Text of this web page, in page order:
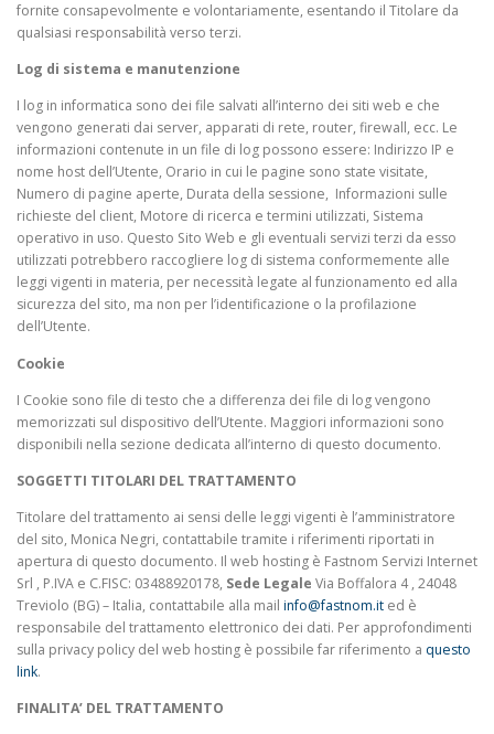
fornite consapevolmente e volontariamente, esentando il Titolare da
qualsiasi responsabilità verso terzi.
Log di sistema e manutenzione
I log in informatica sono dei file salvati all’interno dei siti web e che
vengono generati dai server, apparati di rete, router, firewall, ecc. Le
informazioni contenute in un file di log possono essere: Indirizzo IP e
nome host dell’Utente, Orario in cui le pagine sono state visitate,
Numero di pagine aperte, Durata della sessione, Informazioni sulle
richieste del client, Motore di ricerca e termini utilizzati, Sistema
operativo in uso. Questo Sito Web e gli eventuali servizi terzi da esso
utilizzati potrebbero raccogliere log di sistema conformemente alle
leggi vigenti in materia, per necessità legate al funzionamento ed alla
sicurezza del sito, ma non per l’identificazione o la profilazione
dell’Utente.
Cookie
I Cookie sono file di testo che a differenza dei file di log vengono
memorizzati sul dispositivo dell’Utente. Maggiori informazioni sono
disponibili nella sezione dedicata all’interno di questo documento.
SOGGETTI TITOLARI DEL TRATTAMENTO
Titolare del trattamento ai sensi delle leggi vigenti è l’amministratore
del sito, Monica Negri, contattabile tramite i riferimenti riportati in
apertura di questo documento. Il web hosting è Fastnom Servizi Internet
Srl , P.IVA e C.FISC: 03488920178, Sede Legale Via Boffalora 4 , 24048
Treviolo (BG) – Italia, contattabile alla mail info@fastnom.it ed è
responsabile del trattamento elettronico dei dati. Per approfondimenti
sulla privacy policy del web hosting è possibile far riferimento a questo
link.
FINALITA’ DEL TRATTAMENTO